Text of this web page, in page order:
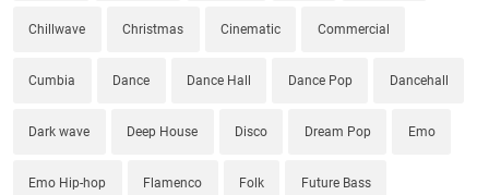
Chillwave Christmas Cinematic Commercial
Cumbia Dance Dance Hall Dance Pop Dancehall
Dark wave Deep House Disco Dream Pop Emo
Emo Hip-hop Flamenco Folk Future Bass